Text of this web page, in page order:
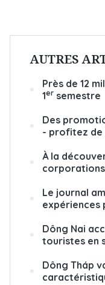
AUTRES
Près de 12
1er semestre
Des
- profitez de
À la
Le journal
expériences
Dông Nai
touristes en
Dông Tháp